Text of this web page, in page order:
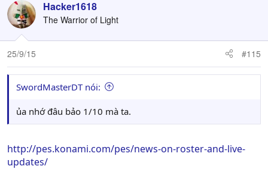
Hacker1618
The Warrior of Light
25/9/15 #115
SwordMasterDT nói:
ủa nhớ đâu bảo 1/10 mà ta.
http://pes.konami.com/pes/news-on-roster-and-live-
updates/